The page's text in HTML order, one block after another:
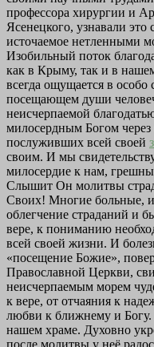
профессора хирургии и
Ясенецкого, узнавали это
источаемое нетленными
Изобильный поток
как в Крыму, так и в
всегда ощущается в
посещающем души
неисчерпаемой
милосердным Богом
послуживших всей своей
своим. И мы
милосердие к нам,
Слышит Он молитвы
Своих! Многие больные,
облегчение страданий и
вере, к пониманию
всей своей жизни. И
«посещение Божие»,
Православной Церкви,
неисчерпаемым морем
к вере, от отчаяния к
любви к ближнему и Богу.
нашем храме. Духовно
после молитвы у неё